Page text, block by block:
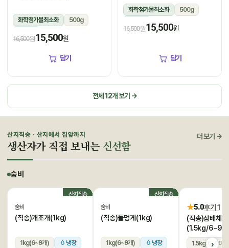
화학첨가물최소화
500g
16,500원15,500원
담기
화학첨가물최소화
500g
16,500원15,500원
담기
전체 12개 보기 →
산지직송 · 산지에서 집앞까지
생산자가 직접 보내는 신선함
더 보기 →
숨비
산지직송
숨비
(직송)개조개(1kg)
1kg(6~9개) 냉장
산지직송
숨비
(직송)돌멍게(1kg)
1kg(6~9개) 냉장
★5.0후기 1
(직송)삼배체굴
(1.5kg/6~9
1.5kg(6~9미)